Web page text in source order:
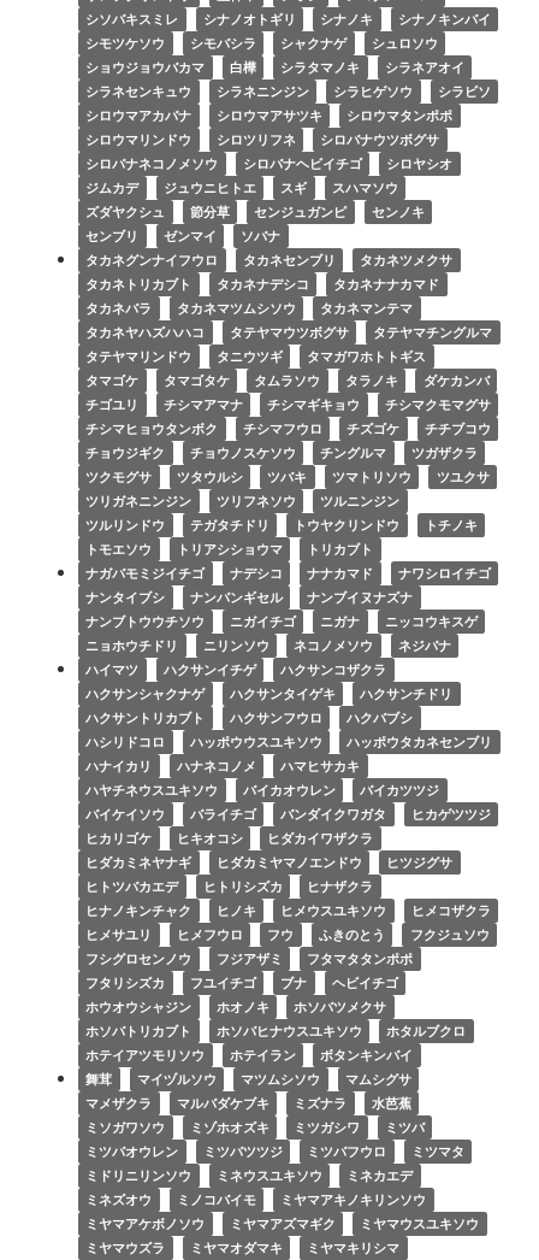
シソバキスミレ
シナノオトギリ シナノキ
シナノキンバイ
シモツケソウ
シモバシラ シャクナゲ
シュロソウ
ショウジョウバカマ
白樺 シラタマノキ
シラネアオイ
シラネセンキュウ
シラネニンジン シラヒゲソウ
シラビソ
シロウマアカバナ
シロウマアサツキ
シロウマタンポポ
シロウマリンドウ
シロツリフネ
シロバナウツボグサ
シロバナネコノメソウ
シロバナヘビイチゴ
シロヤシオ
ジムカデ
ジュウニヒトエ スギ
スハマソウ
ズダヤクシュ
節分草 センジュガンピ
センノキ
センブリ
ゼンマイ
ソバナ
タカネグンナイフウロ
タカネセンブリ
タカネツメクサ
タカネトリカブト
タカネナデシコ
タカネナナカマド
タカネバラ
タカネマツムシソウ
タカネマンテマ
タカネヤハズハハコ
タテヤマウツボグサ
タテヤマチングルマ
タテヤマリンドウ
タニウツギ
タマガワホトトギス
タマゴケ
タマゴタケ タムラソウ タラノキ
ダケカンバ
チゴユリ
チシマアマナ チシマギキョウ
チシマクモマグサ
チシマヒョウタンボク
チシマフウロ チズゴケ
チチブコウ
チョウジギク
チョウノスケソウ チングルマ
ツガザクラ
ツクモグサ
ツタウルシ ツバキ ツマトリソウ
ツユクサ
ツリガネニンジン
ツリフネソウ
ツルニンジン
ツルリンドウ
テガタチドリ トウヤクリンドウ
トチノキ
トモエソウ
トリアシショウマ
トリカブト
ナガバモミジイチゴ
ナデシコ ナナカマド
ナワシロイチゴ
ナンタイブシ
ナンバンギセル
ナンブイヌナズナ
ナンブトウウチソウ
ニガイチゴ ニガナ
ニッコウキスゲ
ニョホウチドリ
ニリンソウ ネコノメソウ
ネジバナ
ハイマツ
ハクサンイチゲ
ハクサンコザクラ
ハクサンシャクナゲ
ハクサンタイゲキ
ハクサンチドリ
ハクサントリカブト
ハクサンフウロ
ハクバブシ
ハシリドコロ
ハッポウウスユキソウ
ハッポウタカネセンブリ
ハナイカリ
ハナネコノメ
ハマヒサカキ
ハヤチネウスユキソウ
バイカオウレン
バイカツツジ
バイケイソウ
バライチゴ バンダイクワガタ
ヒカゲツツジ
ヒカリゴケ
ヒキオコシ
ヒダカイワザクラ
ヒダカミネヤナギ
ヒダカミヤマノエンドウ
ヒツジグサ
ヒトツバカエデ
ヒトリシズカ
ヒナザクラ
ヒナノキンチャク
ヒノキ ヒメウスユキソウ
ヒメコザクラ
ヒメサユリ
ヒメフウロ フウ ふきのとう
フクジュソウ
フシグロセンノウ
フジアザミ
フタマタタンポポ
フタリシズカ
フユイチゴ ブナ
ヘビイチゴ
ホウオウシャジン
ホオノキ
ホソバツメクサ
ホソバトリカブト
ホソバヒナウスユキソウ
ホタルブクロ
ホテイアツモリソウ
ホテイラン
ボタンキンバイ
舞茸
マイヅルソウ マツムシソウ
マムシグサ
マメザクラ
マルバダケブキ ミズナラ
水芭蕉
ミソガワソウ
ミゾホオズキ ミツガシワ
ミツバ
ミツバオウレン
ミツバツツジ ミツバフウロ
ミツマタ
ミドリニリンソウ
ミネウスユキソウ
ミネカエデ
ミネズオウ
ミノコバイモ
ミヤマアキノキリンソウ
ミヤマアケボノソウ
ミヤマアズマギク
ミヤマウスユキソウ
ミヤマウズラ
ミヤマオダマキ ミヤマキリシマ